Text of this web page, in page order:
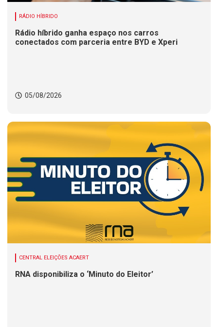
RÁDIO HÍBRIDO
Rádio híbrido ganha espaço nos carros
conectados com parceria entre BYD e Xperi
05/08/2026
CENTRAL ELEIÇÕES ACAERT
RNA disponibiliza o ‘Minuto do Eleitor’